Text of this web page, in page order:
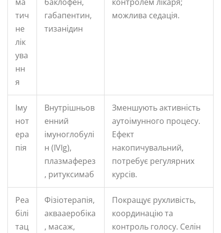
ма
тич
не
лік
ува
нн
я
баклофен,
габапентин,
тизанідин
контролем лікаря;
можлива седація.
Іму
нот
ера
пія
Внутрішньов
енний
імуноглобулі
н (IVIg),
плазмаферез
, ритуксимаб
Зменшують активність
аутоімунного процесу.
Ефект
накопичувальний,
потребує регулярних
курсів.
Реа
білі
тац
Фізіотерапія,
аквааеробіка
, масаж,
Покращує рухливість,
координацію та
контроль голосу. Селін